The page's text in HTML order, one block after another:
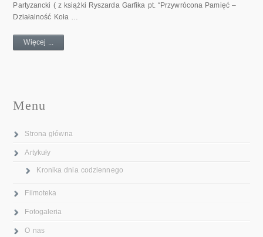
Partyzancki ( z książki Ryszarda Garfika pt. “Przywrócona Pamięć –
Działalność Koła …
Więcej ...
Menu
Strona główna
Artykuły
Kronika dnia codziennego
Filmoteka
Fotogaleria
O nas